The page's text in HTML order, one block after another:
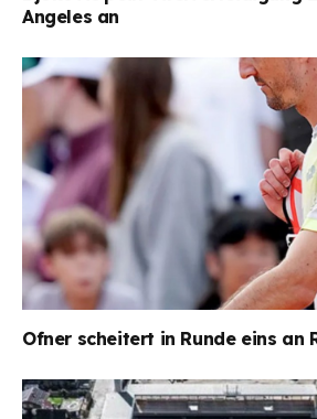
Angeles an
Ofner scheitert in Runde eins an